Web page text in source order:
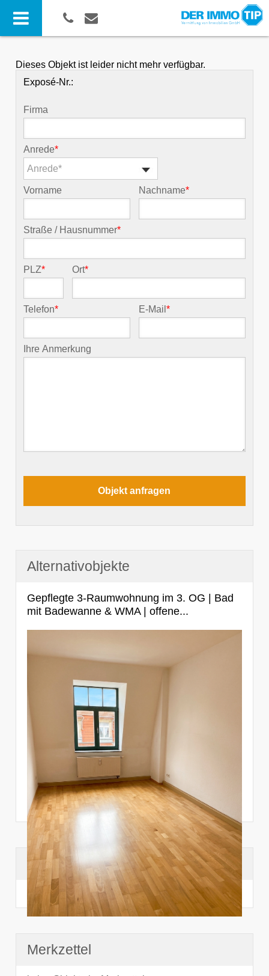
Dieses Objekt ist leider nicht mehr verfügbar.
Exposé-Nr.:
Firma
Anrede*
Anrede*
Vorname Nachname*
Straße / Hausnummer*
PLZ* Ort*
Telefon* E-Mail*
Ihre Anmerkung
Alternativobjekte
Gepflegte 3-Raumwohnung im 3. OG | Bad
mit Badewanne & WMA | offene...
Suchhistorie
noch nichts angesehen
Merkzettel